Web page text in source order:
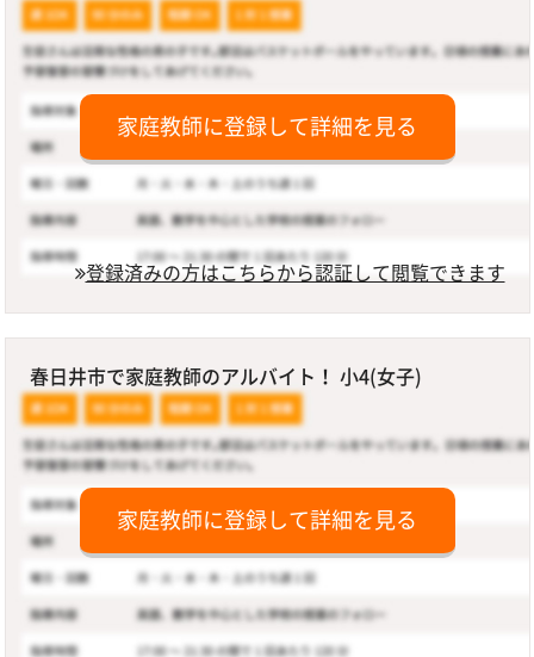
家庭教師に登録して詳細を見る
登録済みの方はこちらから認証して閲覧できます
春日井市で家庭教師のアルバイト！ 小4(女子)
家庭教師に登録して詳細を見る